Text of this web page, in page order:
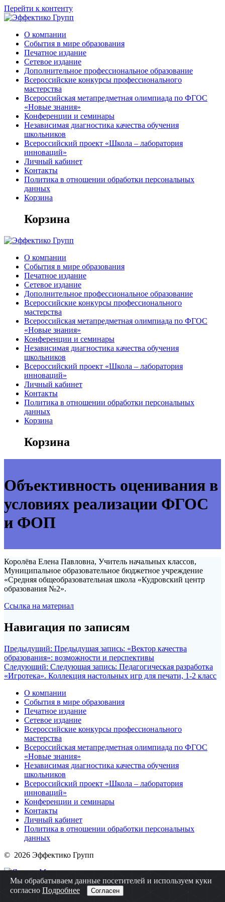
Перейти к контенту
О компании
События в мире образования
Печатное издание
Сетевое издание
Дополнительное профессиональное образование
Всероссийские конкурсы профессионального
мастерства
Всероссийская метапредметная олимпиада по ФГОС
«Новые знания»
Конференции и семинары
Независимая диагностика качества обучения
школьников
Всероссийский проект «Школа – лаборатория
инноваций»
Личный кабинет
Контакты
Политика в отношении обработки персональных
данных
Корзина
Корзина
О компании
События в мире образования
Печатное издание
Сетевое издание
Дополнительное профессиональное образование
Всероссийские конкурсы профессионального
мастерства
Всероссийская метапредметная олимпиада по ФГОС
«Новые знания»
Конференции и семинары
Независимая диагностика качества обучения
школьников
Всероссийский проект «Школа – лаборатория
инноваций»
Личный кабинет
Контакты
Политика в отношении обработки персональных
данных
Корзина
Корзина
Объективность оценивания в
условиях реализации ФГОС
и ФОП
Королёва Елена Павловна, Учитель начальных классов,
Муниципальное образовательное бюджетное учреждение
«Средняя общеобразовательная школа «Кудровский центр
образования №2».
Ссылка на материал
Навигация по записям
Предыдущий: Предыдущая запись: «Вектор качества
образования»: возможности и перспективы
Следующий: Следующая запись: Педагогическая разработка
«Игротека». Коллекция настольных игр для печати, 1-2 класс
О компании
События в мире образования
Печатное издание
Сетевое издание
Всероссийские конкурсы профессионального
мастерства
Всероссийская метапредметная олимпиада по ФГОС
«Новые знания»
Независимая диагностика качества обучения
школьников
Всероссийский проект «Школа – лаборатория
инноваций»
Конференции и семинары
Контакты
Личный кабинет
Политика в отношении обработки персональных
данных
© 2026 Эффектико Групп
Мы обрабатываем данные посетителей и используем куки
согласно Подробнее Согласен